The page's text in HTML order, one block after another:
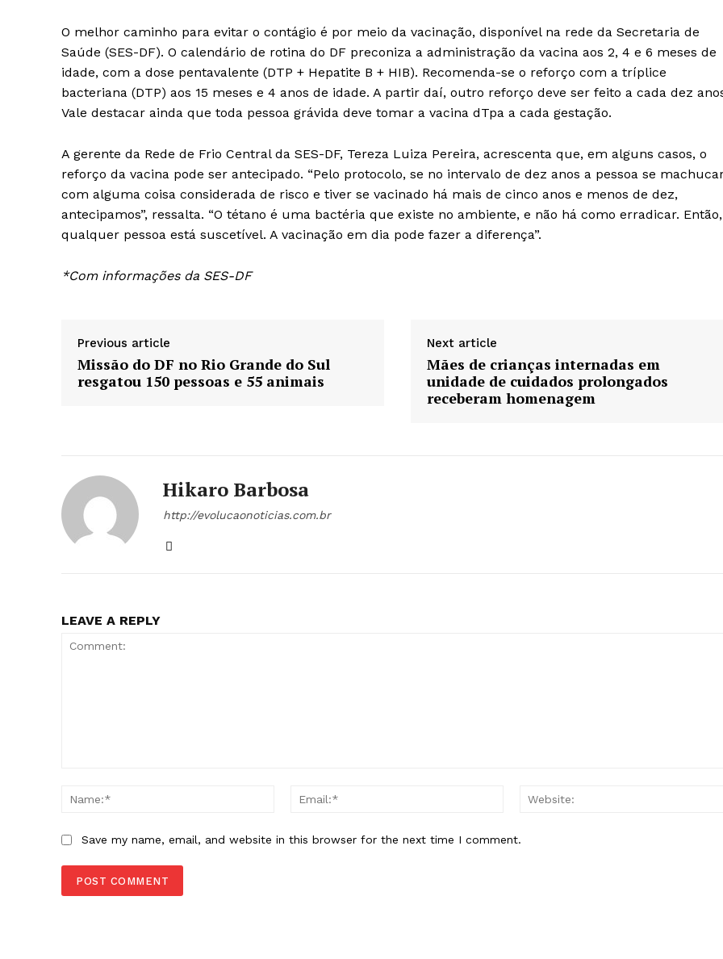
O melhor caminho para evitar o contágio é por meio da vacinação, disponível na rede da Secretaria de
Saúde (SES-DF). O calendário de rotina do DF preconiza a administração da vacina aos 2, 4 e 6 meses de
idade, com a dose pentavalente (DTP + Hepatite B + HIB). Recomenda-se o reforço com a tríplice
bacteriana (DTP) aos 15 meses e 4 anos de idade. A partir daí, outro reforço deve ser feito a cada dez
Vale destacar ainda que toda pessoa grávida deve tomar a vacina dTpa a cada gestação.
A gerente da Rede de Frio Central da SES-DF, Tereza Luiza Pereira, acrescenta que, em alguns casos, o
reforço da vacina pode ser antecipado. “Pelo protocolo, se no intervalo de dez anos a pessoa se
com alguma coisa considerada de risco e tiver se vacinado há mais de cinco anos e menos de dez,
antecipamos”, ressalta. “O tétano é uma bactéria que existe no ambiente, e não há como erradicar. Então,
qualquer pessoa está suscetível. A vacinação em dia pode fazer a diferença”.
*Com informações da SES-DF
Previous article
Missão do DF no Rio Grande do Sul
resgatou 150 pessoas e 55 animais
Next article
Mães de crianças internadas em
unidade de cuidados prolongados
receberam homenagem
Hikaro Barbosa
http://evolucaonoticias.com.br
LEAVE A REPLY
Name:*
Email:*
Save my name, email, and website in this browser for the next time I comment.